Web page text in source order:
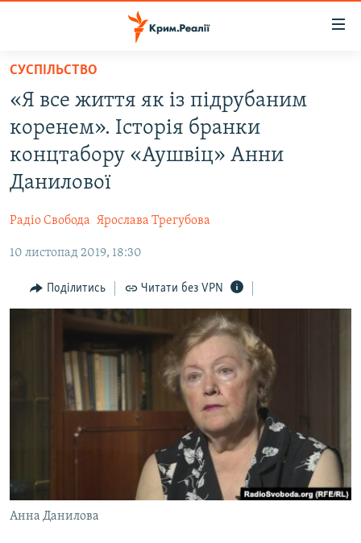
Перейти
основного
матеріалу
Перейти
до
основної
Перейти
до
ВІДЕО ТА ФОТО
ПОЛІТИКА
ПОГЛЯД
ІНТЕРВ'Ю
ВСЕ ЗА ДЕНЬ
СПЕЦПРОЕКТИ
ВІДЕОУРОКИ «ELIFBE»
СВІДЧЕННЯ ОКУПАЦІЇ
УКРАЇНСЬКА ПРОБЛЕМА КРИМУ
ІНФОГРАФІКА
ЯК ОБІЙТИ БЛОКУВАННЯ
ДОЛУЧАЙСЯ!
СУСПІЛЬСТВО
«Я все життя як із підрубаним
коренем». Історія бранки
концтабору «Аушвіц» Анни
Данилової
Радіо Свобода Ярослава Трегубова
10 листопад 2019, 18:30
Поділитись Читати без VPN
Анна Данилова